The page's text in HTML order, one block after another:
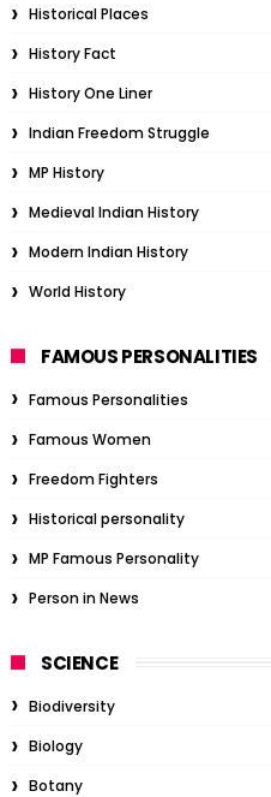
Historical Places
History Fact
History One Liner
Indian Freedom Struggle
MP History
Medieval Indian History
Modern Indian History
World History
FAMOUS PERSONALITIES
Famous Personalities
Famous Women
Freedom Fighters
Historical personality
MP Famous Personality
Person in News
SCIENCE
Biodiversity
Biology
Botany